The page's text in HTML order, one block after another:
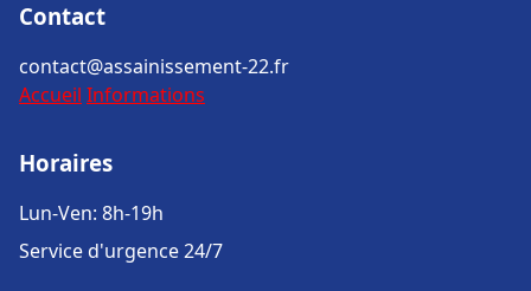
Contact
contact@assainissement-22.fr
Accueil Informations
Horaires
Lun-Ven: 8h-19h
Service d'urgence 24/7